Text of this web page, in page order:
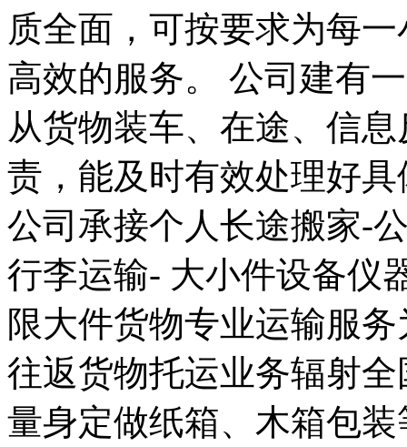
质全面，可按要求为每
高效的服务。 公司建有
从货物装车、在途、信
责，能及时有效处理好
公司承接个人长途搬家-
行李运输- 大小件设备仪
限大件货物专业运输服
往返货物托运业务辐射
量身定做纸箱、木箱包